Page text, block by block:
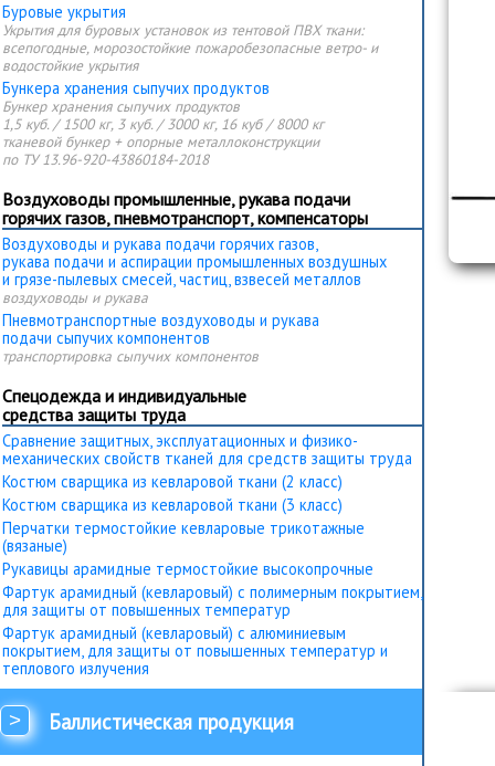
Буровые укрытия
Укрытия для буровых установок из тентовой ПВХ ткани:
всепогодные, морозостойкие пожаробезопасные ветро- и
водостойкие укрытия
Бункера хранения сыпучих продуктов
Бункер хранения сыпучих продуктов
1,5 куб. / 1500 кг, 3 куб. / 3000 кг, 16 куб / 8000 кг
тканевой бункер + опорные металлоконструкции
по ТУ 13.96-920-43860184-2018
Воздуховоды промышленные, рукава подачи
горячих газов, пневмотранспорт, компенсаторы
Воздуховоды и рукава подачи горячих газов,
рукава подачи и аспирации промышленных воздушных
и грязе-пылевых смесей, частиц, взвесей металлов
воздуховоды и рукава
Пневмотранспортные воздуховоды и рукава
подачи сыпучих компонентов
транспортировка сыпучих компонентов
Спецодежда и индивидуальные
средства защиты труда
Сравнение защитных, эксплуатационных и физико-
механических свойств тканей для средств защиты труда
Костюм сварщика из кевларовой ткани (2 класс)
Костюм сварщика из кевларовой ткани (3 класс)
Перчатки термостойкие кевларовые трикотажные
(вязаные)
Рукавицы арамидные термостойкие высокопрочные
Фартук арамидный (кевларовый) с полимерным покрытием,
для защиты от повышенных температур
Фартук арамидный (кевларовый) с алюминиевым
покрытием, для защиты от повышенных температур и
теплового излучения
> Баллистическая продукция